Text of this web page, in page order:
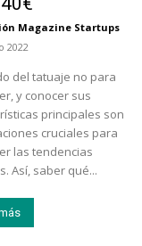
Magazine Startups
2022
del tatuaje no para
y conocer sus
principales son
cruciales para
las tendencias
Así, saber qué...